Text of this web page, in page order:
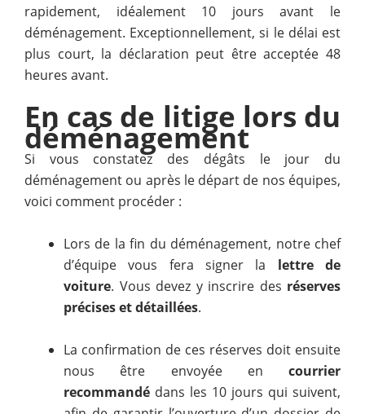
rapidement, idéalement 10 jours avant le
déménagement. Exceptionnellement, si le délai est
plus court, la déclaration peut être acceptée 48
heures avant.
En cas de litige lors du
déménagement
Si vous constatez des dégâts le jour du
déménagement ou après le départ de nos équipes,
voici comment procéder :
Lors de la fin du déménagement, notre chef
d’équipe vous fera signer la lettre de
voiture. Vous devez y inscrire des réserves
précises et détaillées.
La confirmation de ces réserves doit ensuite
nous être envoyée en courrier
recommandé dans les 10 jours qui suivent,